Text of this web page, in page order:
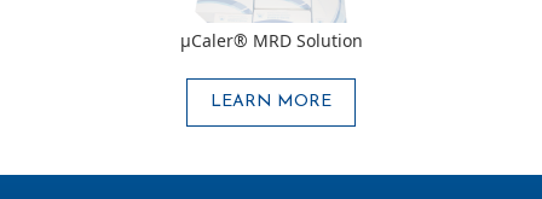
μCaler® MRD Solution
LEARN MORE